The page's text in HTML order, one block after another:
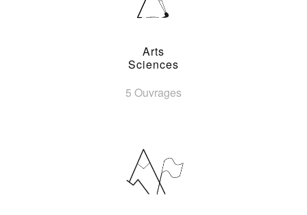
Arts
Sciences
5 Ouvrages